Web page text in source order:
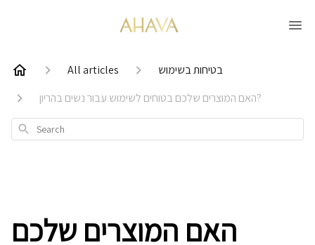
All articles
בטיחות בשימוש
האם המוצרים שלכם בטוחים לשימוש עבור נשים בהריון?
Search
האם המוצרים שלכם